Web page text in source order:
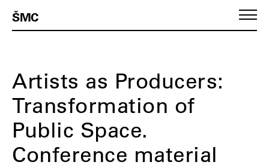
ŠMC
Artists as Producers:
Transformation of
Public Space.
Conference material